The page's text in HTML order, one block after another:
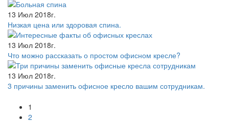
13 Июл 2018г.
Низкая цена или здоровая спина.
13 Июл 2018г.
Что можно рассказать о простом офисном кресле?
13 Июл 2018г.
3 причины заменить офисное кресло вашим сотрудникам.
1
2